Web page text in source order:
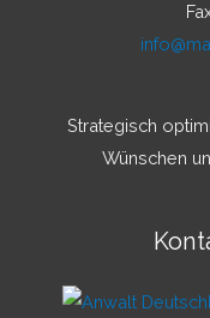
Strategisch
Wünschen